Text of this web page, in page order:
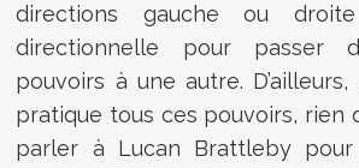
directions gauche ou
directionnelle pour passer
pouvoirs à une autre.
pratique tous ces pouvoirs, rien
parler à Lucan Brattleby